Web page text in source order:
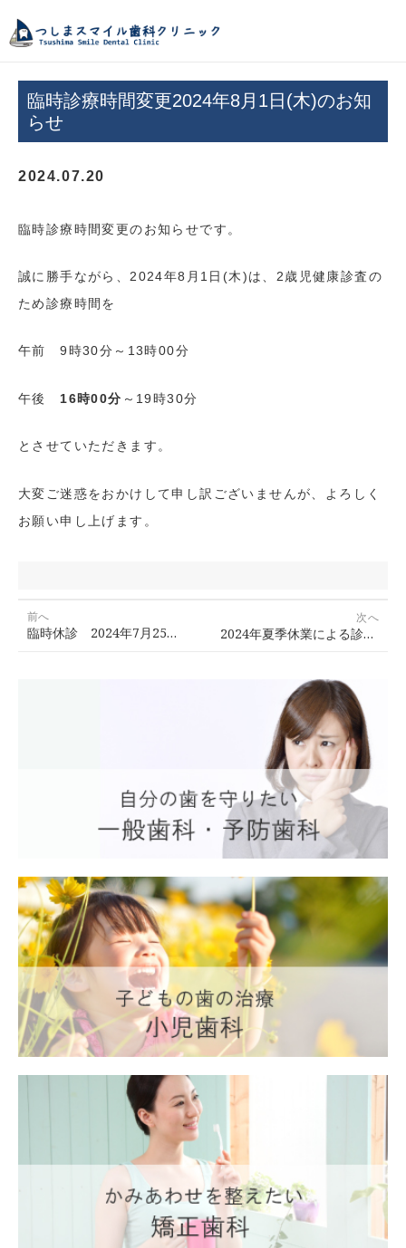
臨時診療時間変更2024年8月1日(木)のお知
らせ
2024.07.20
臨時診療時間変更のお知らせです。
誠に勝手ながら、2024年8月1日(木)は、2歳児健康診査の
ため診療時間を
午前 9時30分～13時00分
午後 16時00分 ～19時30分
とさせていただきます。
大変ご迷惑をおかけして申し訳ございませんが、よろしく
お願い申し上げます。
投
稿
前へ
前
臨時休診 2024年7月25日(木)のお知らせ
次へ
次
2024年夏季休業による診療時間変更のご案内